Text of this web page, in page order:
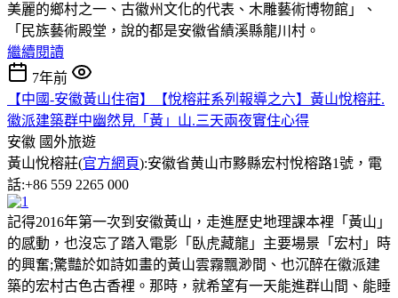
美麗的鄉村之一、古徽州文化的代表、木雕藝術博物館」、
「民族藝術殿堂，說的都是安徽省績溪縣龍川村。
繼續閱讀
7年前
【中國-安徽黃山住宿】【悅榕莊系列報導之六】黃山悅榕莊.
徽派建築群中幽然見「黃」山.三天兩夜實住心得
安徽 國外旅遊
黃山悅榕莊(官方網頁):安徽省黄山市黟縣宏村悅榕路1號，電
話:+86 559 2265 000
記得2016年第一次到安徽黃山，走進歷史地理課本裡「黃山」
的感動，也沒忘了踏入電影「臥虎藏龍」主要場景「宏村」時
的興奮;驚豔於如詩如畫的黃山雲霧飄渺間、也沉醉在徽派建
築的宏村古色古香裡。那時，就希望有一天能進群山間、能睡